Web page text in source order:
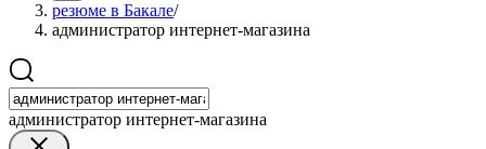
резюме в Бакале/
администратор интернет-магазина
администратор интернет-магазина